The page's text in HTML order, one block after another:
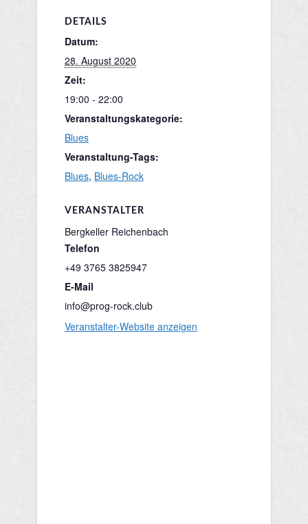
DETAILS
Datum:
28. August 2020
Zeit:
19:00 - 22:00
Veranstaltungskategorie:
Blues
Veranstaltung-Tags:
Blues, Blues-Rock
VERANSTALTER
Bergkeller Reichenbach
Telefon
+49 3765 3825947
E-Mail
info@prog-rock.club
Veranstalter-Website anzeigen